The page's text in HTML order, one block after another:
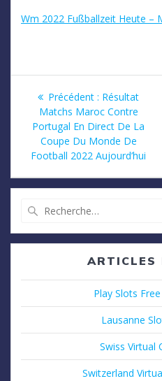
Wm 2022 Fußballzeit Heute –
Navigation
l’article
Précédent : Article
précédent
:
Résultat
Matchs Maroc Contre
Portugal En Direct De La
Coupe Du Monde De
Football 2022 Aujourd’hui
:
ARTICLES
Play Slots
Lausanne
Swiss Virtual
Switzerland